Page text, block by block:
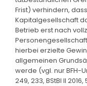
Frist) verhindern,
Kapitalgesellschaft
Betrieb erst nach
hierbei erzielte
allgemeinen
werde (vgl. nur BFH-
249, 233, BStBl II 2016,